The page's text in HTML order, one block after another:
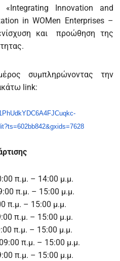
Innovation and
in WOMen Enterprises –
και
προώθηση της
συμπληρώνοντας την
link:
π.μ. – 14:00 μ.μ.
π.μ. – 15:00 μ.μ.
– 15:00 μ.μ.
π.μ. – 15:00 μ.μ.
π.μ. – 15:00 μ.μ.
π.μ. – 15:00 μ.μ.
π.μ. – 15:00 μ.μ.